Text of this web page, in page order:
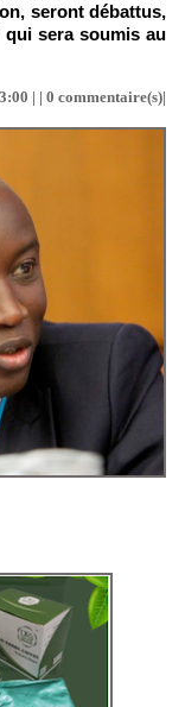
seront débattus,
sera soumis au
| | 0 commentaire(s)|